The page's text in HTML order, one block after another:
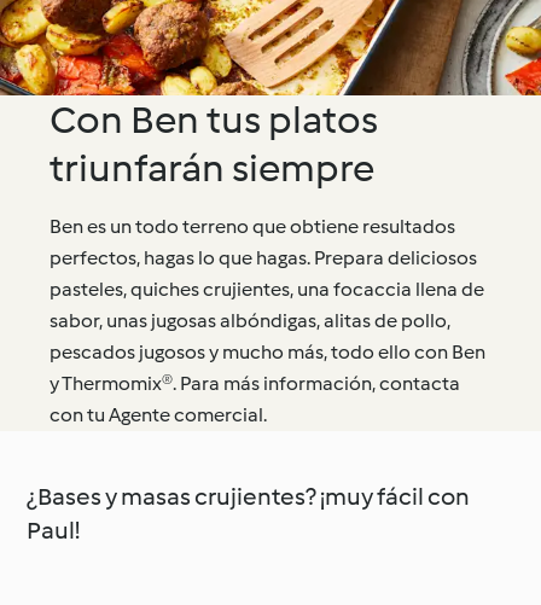
Con Ben tus platos
triunfarán siempre
Ben es un todo terreno que obtiene resultados
perfectos, hagas lo que hagas. Prepara deliciosos
pasteles, quiches crujientes, una focaccia llena de
sabor, unas jugosas albóndigas, alitas de pollo,
pescados jugosos y mucho más, todo ello con Ben
y Thermomix®. Para más información, contacta
con tu Agente comercial.
¿Bases y masas crujientes? ¡muy fácil con
Paul!